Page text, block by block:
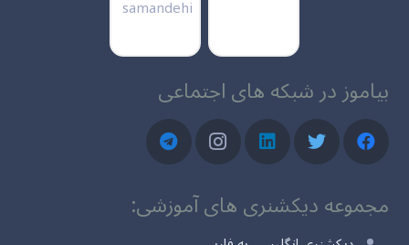
بیاموز در شبکه های اجتماعی
مجموعه دیکشنری های آموزشی: